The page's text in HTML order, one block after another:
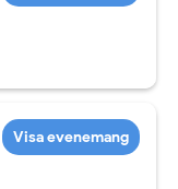
Visa evenemang